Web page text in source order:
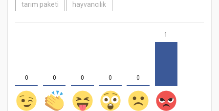
tarım paketi hayvancılık
0 0 0 0 0
1